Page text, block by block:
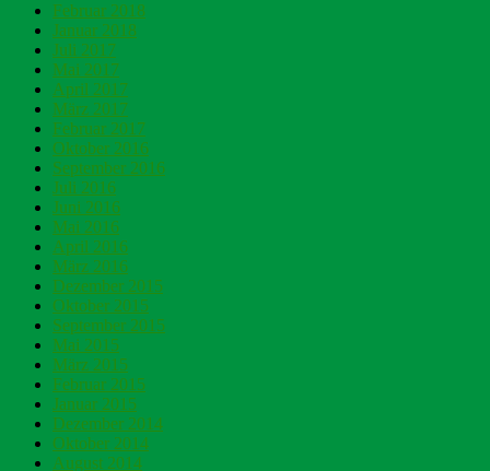
Februar 2018
Januar 2018
Juli 2017
Mai 2017
April 2017
März 2017
Februar 2017
Oktober 2016
September 2016
Juli 2016
Juni 2016
Mai 2016
April 2016
März 2016
Dezember 2015
Oktober 2015
September 2015
Mai 2015
März 2015
Februar 2015
Januar 2015
Dezember 2014
Oktober 2014
August 2014